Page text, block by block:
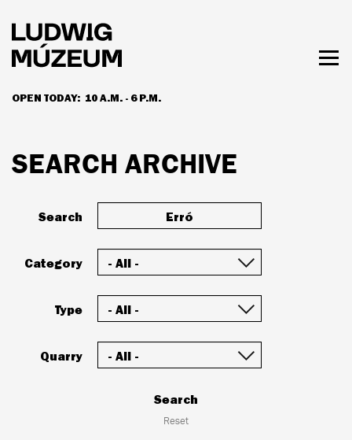
main
content
OPEN TODAY: 10 A.M. - 6 P.M.
HOURS & ADMISSION
SEARCH ARCHIVE
Search
Category
Type
Quarry
Search
Reset